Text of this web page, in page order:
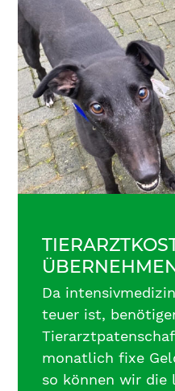
Da
teuer ist,
monatlich fixe
so können wir die